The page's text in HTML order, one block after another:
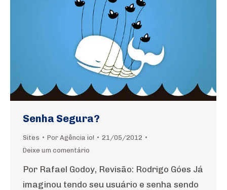
Senha Segura?
Sites Por Agência io!
21/05/2012
Deixe um comentário
Por Rafael Godoy, Revisão: Rodrigo Góes Já
imaginou tendo seu usuário e senha sendo